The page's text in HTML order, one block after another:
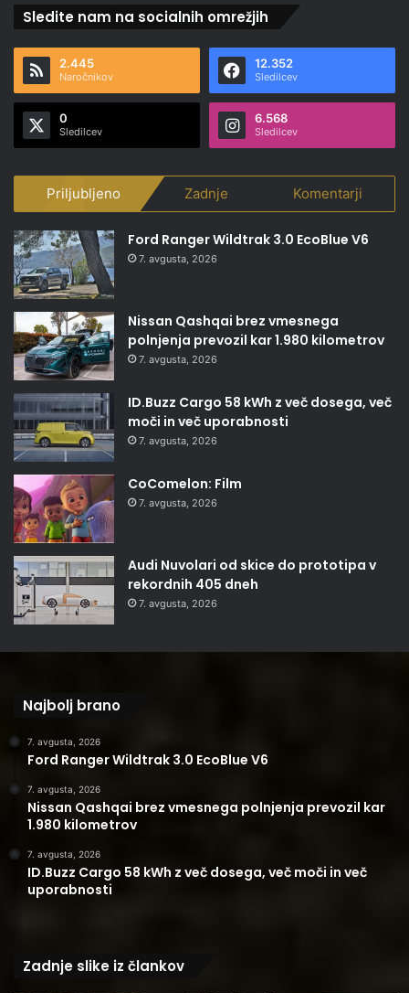
Sledite nam na socialnih omrežjih
2.445
Naročnikov
12.352
Sledilcev
0
Sledilcev
6.568
Sledilcev
Priljubljeno Zadnje Komentarji
Ford Ranger Wildtrak 3.0 EcoBlue V6
7. avgusta, 2026
Nissan Qashqai brez vmesnega
polnjenja prevozil kar 1.980 kilometrov
7. avgusta, 2026
ID.Buzz Cargo 58 kWh z več dosega, več
moči in več uporabnosti
7. avgusta, 2026
CoComelon: Film
7. avgusta, 2026
Audi Nuvolari od skice do prototipa v
rekordnih 405 dneh
7. avgusta, 2026
Najbolj brano
7. avgusta, 2026
Ford Ranger Wildtrak 3.0 EcoBlue V6
7. avgusta, 2026
Nissan Qashqai brez vmesnega polnjenja prevozil kar
1.980 kilometrov
7. avgusta, 2026
ID.Buzz Cargo 58 kWh z več dosega, več moči in več
uporabnosti
Zadnje slike iz člankov